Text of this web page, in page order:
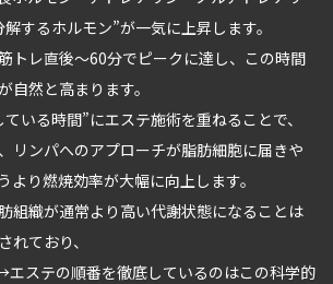
するホルモン”が一気に上昇します。
トレ直後〜60分でピークに達し、この時間
自然と高まります。
いる時間”にエステ施術を重ねることで、
リンパへのアプローチが脂肪細胞に届きや
より燃焼効率が大幅に向上します。
組織が通常より高い代謝状態になることは
れており、
ステの順番を徹底しているのはこの科学的